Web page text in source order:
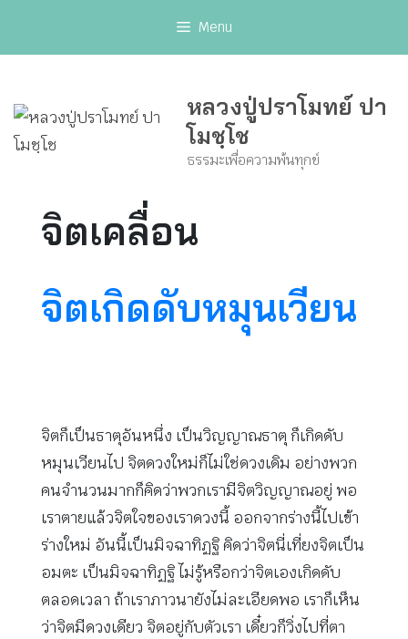
Menu
หลวงปู่ปราโมทย์ ปา
โมชฺโช
ธรรมะเพื่อความพ้นทุกข์
จิตเคลื่อน
จิตเกิดดับหมุนเวียน
จิตก็เป็นธาตุอันหนึ่ง เป็นวิญญาณธาตุ ก็เกิดดับ
หมุนเวียนไป จิตดวงใหม่ก็ไม่ใช่ดวงเดิม อย่างพวก
คนจำนวนมากก็คิดว่าพวกเรามีจิตวิญญาณอยู่ พอ
เราตายแล้วจิตใจของเราดวงนี้ ออกจากร่างนี้ไปเข้า
ร่างใหม่ อันนี้เป็นมิจฉาทิฏฐิ คิดว่าจิตนี่เที่ยงจิตเป็น
อมตะ เป็นมิจฉาทิฏฐิ ไม่รู้หรือกว่าจิตเองเกิดดับ
ตลอดเวลา ถ้าเราภาวนายังไม่ละเอียดพอ เราก็เห็น
ว่าจิตมีดวงเดียว จิตอยู่กับตัวเรา เดี๋ยวก็วิ่งไปที่ตา